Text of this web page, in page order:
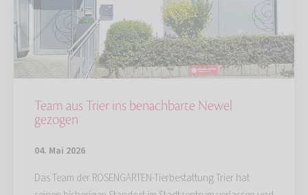
Team aus Trier ins benachbarte Newel
gezogen
04. Mai 2026
Das Team der ROSENGARTEN-Tierbestattung Trier hat